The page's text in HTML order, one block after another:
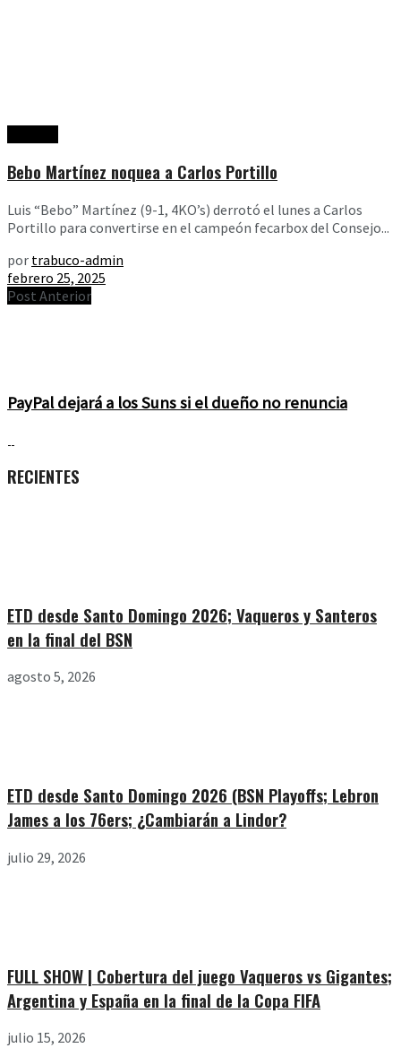
Bebo Martínez noquea a Carlos Portillo
Luis “Bebo” Martínez (9-1, 4KO’s) derrotó el lunes a Carlos
Portillo para convertirse en el campeón fecarbox del Consejo...
por trabuco-admin
febrero 25, 2025
Post Anterior
PayPal dejará a los Suns si el dueño no renuncia
RECIENTES
ETD desde Santo Domingo 2026; Vaqueros y Santeros
en la final del BSN
agosto 5, 2026
ETD desde Santo Domingo 2026 (BSN Playoffs; Lebron
James a los 76ers; ¿Cambiarán a Lindor?
julio 29, 2026
FULL SHOW | Cobertura del juego Vaqueros vs Gigantes;
Argentina y España en la final de la Copa FIFA
julio 15, 2026